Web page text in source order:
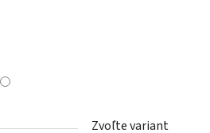
Zvoľte variant